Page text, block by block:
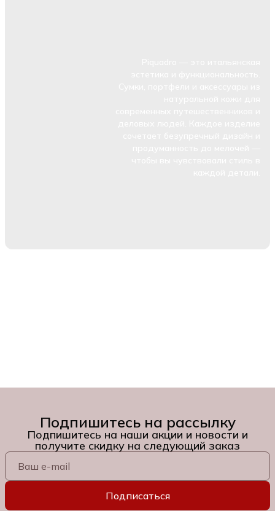
Подпишитесь на рассылку
Подпишитесь на наши акции и новости и
получите скидку на следующий заказ
Подписаться